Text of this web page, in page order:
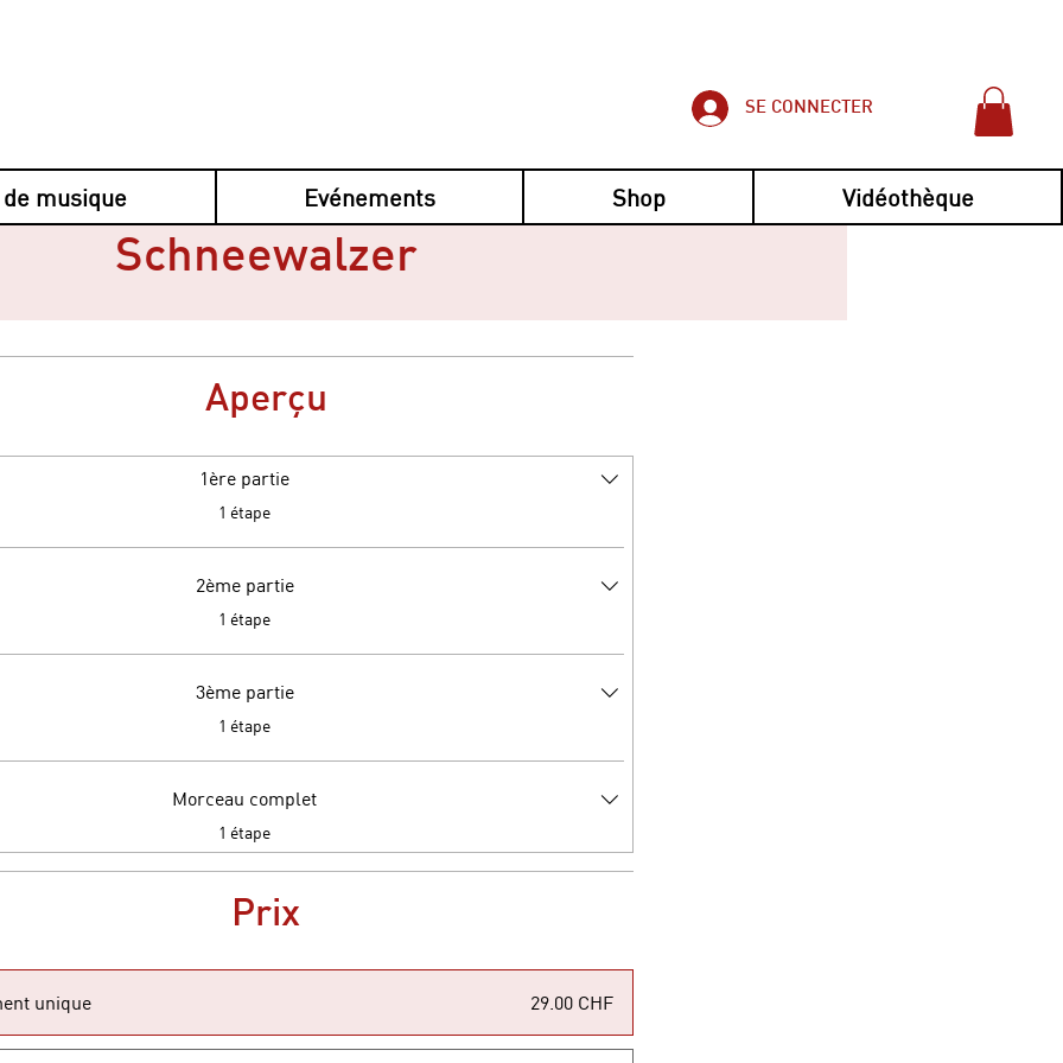
SE CONNECTER
musique Evénements Shop Vidéothèque
Schneewalzer
Aperçu
1ère partie
1 étape
2ème partie
1 étape
3ème partie
1 étape
Morceau complet
1 étape
Prix
unique 29.00 CHF